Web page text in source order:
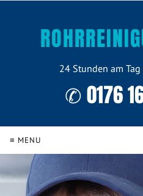
24 Stunden am
✆ 0176
≡ MENU